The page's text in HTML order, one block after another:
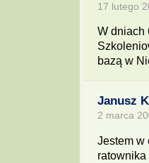
17 lutego
W dniach
bazą w
Janusz
2 marca
Jestem w
ratownika